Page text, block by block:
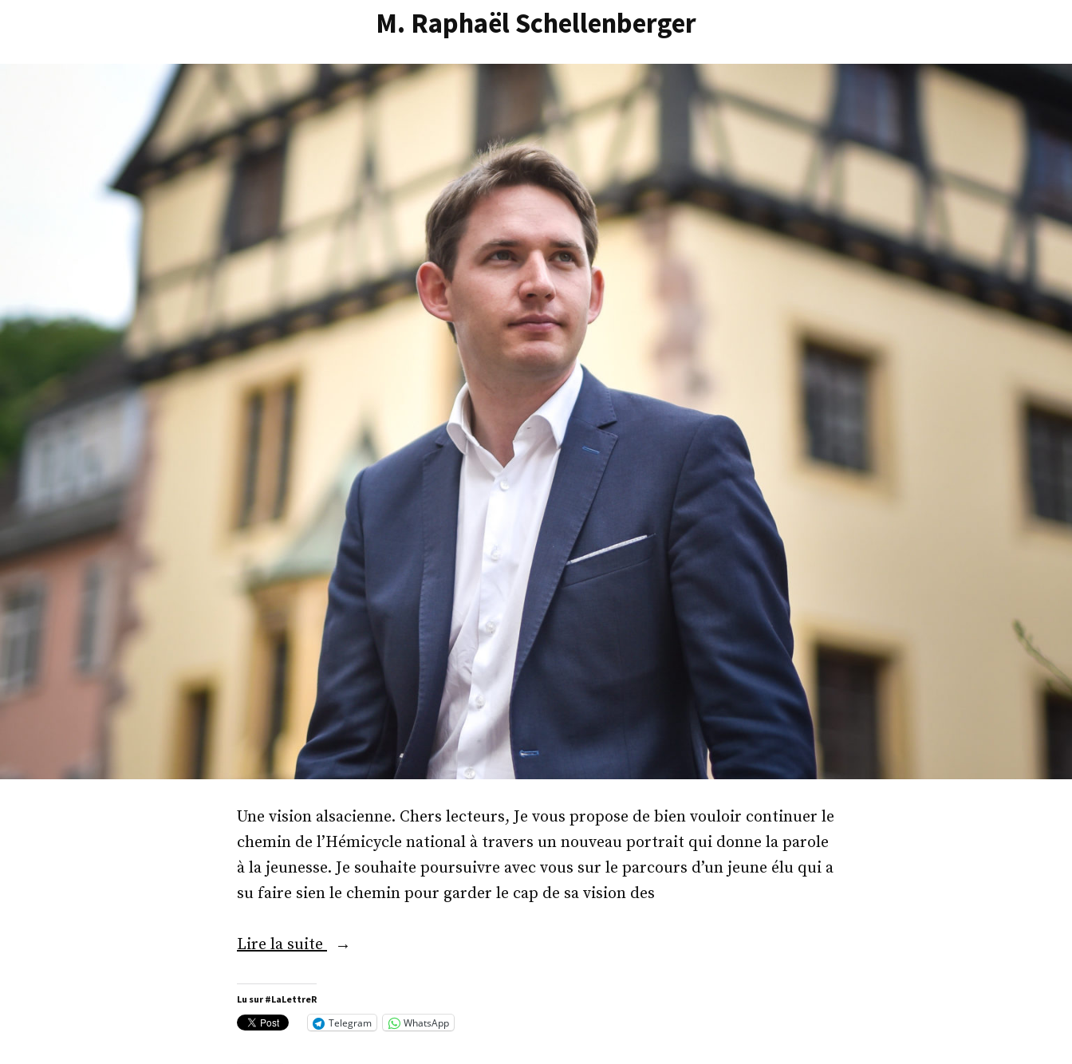
M. Raphaël Schellenberger
Une vision alsacienne. Chers lecteurs, Je vous propose de bien vouloir continuer le
chemin de l’Hémicycle national à travers un nouveau portrait qui donne la parole
à la jeunesse. Je souhaite poursuivre avec vous sur le parcours d’un jeune élu qui a
su faire sien le chemin pour garder le cap de sa vision des
Lire la suite « M.
Lu sur #LaLettreR
Telegram WhatsApp